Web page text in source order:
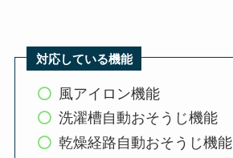
対応している機能
風アイロン機能
洗濯槽自動おそうじ機能
乾燥経路自動おそうじ機能